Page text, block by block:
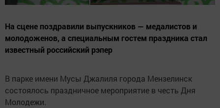
На сцене поздравили выпускников — медалистов и
молодоженов, а специальным гостем праздника стал
известный российский рэпер
В парке имени Мусы Джалиля города Мензелинск
состоялось праздничное мероприятие в честь Дня
Молодежи.